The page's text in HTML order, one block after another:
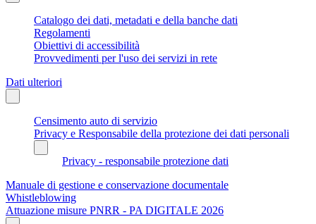
Catalogo dei dati, metadati e della banche dati
Regolamenti
Obiettivi di accessibilità
Provvedimenti per l'uso dei servizi in rete
Dati ulteriori
Censimento auto di servizio
Privacy e Responsabile della protezione dei dati personali
Privacy - responsabile protezione dati
Manuale di gestione e conservazione documentale
Whistleblowing
Attuazione misure PNRR - PA DIGITALE 2026